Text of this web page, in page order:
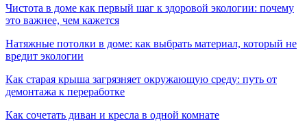
Чистота в доме как первый шаг к здоровой экологии: почему
это важнее, чем кажется
Натяжные потолки в доме: как выбрать материал, который не
вредит экологии
Как старая крыша загрязняет окружающую среду: путь от
демонтажа к переработке
Как сочетать диван и кресла в одной комнате